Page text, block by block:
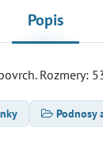
Popis
Rozmery:
Podnosy